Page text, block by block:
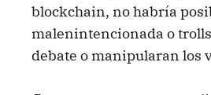
blockchain, no habría
malenintencionada o
debate o manipularan los